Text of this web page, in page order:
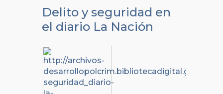
Delito y seguridad en
el diario La Nación